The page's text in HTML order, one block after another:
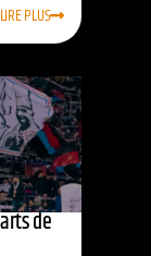
LIRE PLUS
de